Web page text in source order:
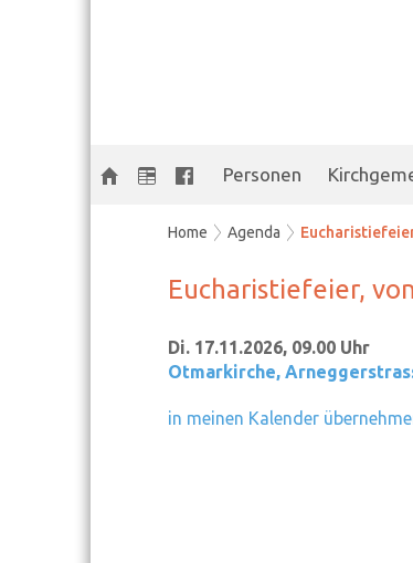
Personen
Home Agenda
Eucharistiefeier,
Di. 17.11.2026, 09.00 Uhr
Otmarkirche,
in meinen Kalender